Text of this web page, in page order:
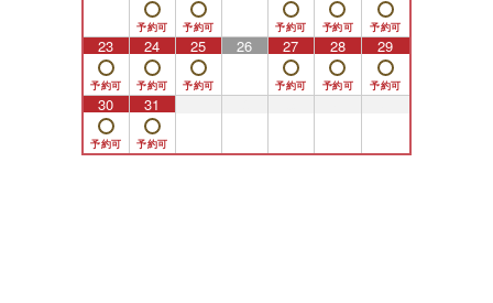
23 24 25 26 27 28 29
30 31